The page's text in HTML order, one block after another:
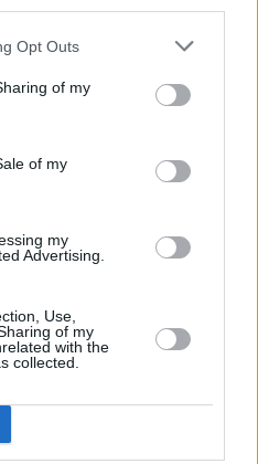
Opt Outs
of my
of my
my
Advertising.
Use,
of my
with the
collected.